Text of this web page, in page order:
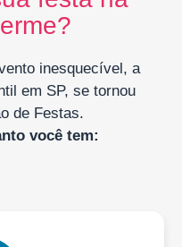
inesquecível, a
em SP, se tornou
de Festas.
você tem: